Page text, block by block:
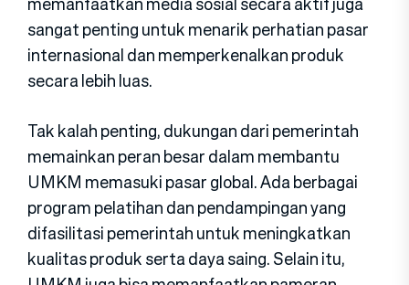
sangat penting untuk menarik perhatian pasar
internasional dan memperkenalkan produk
secara lebih luas.
Tak kalah penting, dukungan dari pemerintah
memainkan peran besar dalam membantu
UMKM memasuki pasar global. Ada berbagai
program pelatihan dan pendampingan yang
difasilitasi pemerintah untuk meningkatkan
kualitas produk serta daya saing. Selain itu,